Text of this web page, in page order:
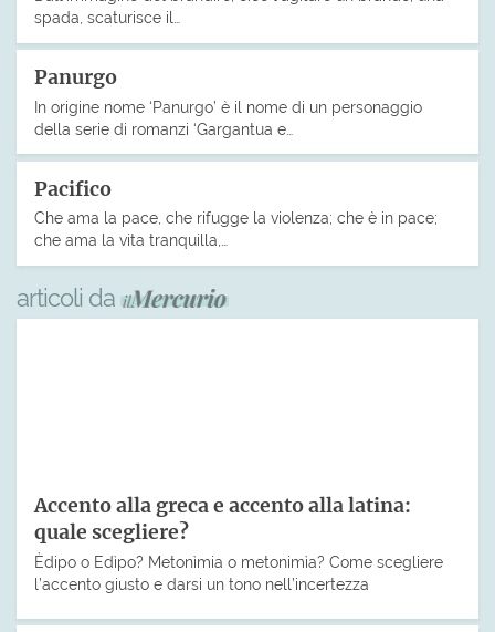
spada, scaturisce il…
Panurgo
In origine nome ‘Panurgo’ è il nome di un personaggio
della serie di romanzi ‘Gargantua e…
Pacifico
Che ama la pace, che rifugge la violenza; che è in pace;
che ama la vita tranquilla,…
articoli da
Accento alla greca e accento alla latina:
quale scegliere?
Èdipo o Edìpo? Metonìmia o metonimìa? Come scegliere
l’accento giusto e darsi un tono nell’incertezza